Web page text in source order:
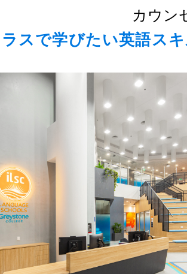
カウン
スで学びたい英語ス